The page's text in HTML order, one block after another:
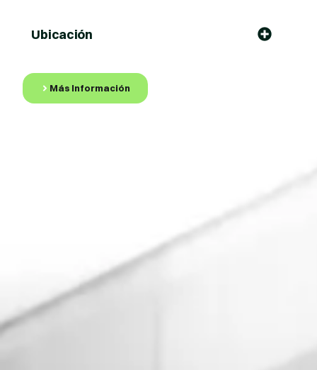
Ubicación
Más Información